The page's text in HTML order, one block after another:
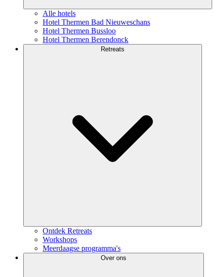
Alle hotels
Hotel Thermen Bad Nieuweschans
Hotel Thermen Bussloo
Hotel Thermen Berendonck
Retreats
Ontdek Retreats
Workshops
Meerdaagse programma's
Over ons